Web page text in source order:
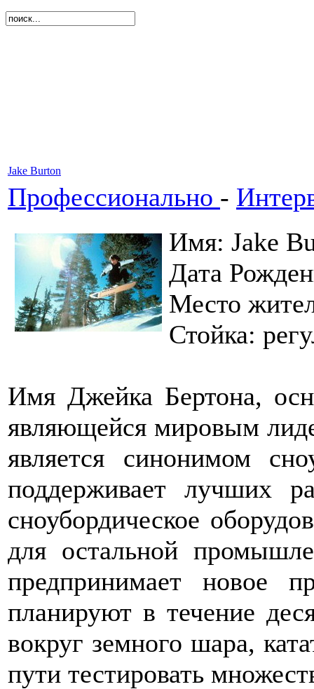
Jake Burton
Профессионально -
Имя: Jake
Дата
Место
Стойка:
Имя Джейка Бертона,
являющейся мировым
является синонимом
поддерживает лучших
сноубордическое
для остальной
предпринимает новое
планируют в течение
вокруг земного шара,
пути тестировать